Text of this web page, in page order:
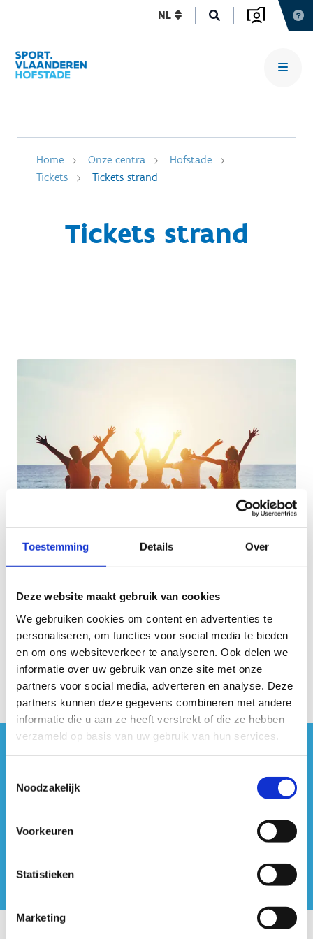
Toestemming Details Over
Deze website maakt gebruik van cookies
We gebruiken cookies om content en advertenties te
personaliseren, om functies voor social media te bieden
en om ons websiteverkeer te analyseren. Ook delen we
informatie over uw gebruik van onze site met onze
partners voor social media, adverteren en analyse. Deze
partners kunnen deze gegevens combineren met andere
informatie die u aan ze heeft verstrekt of die ze hebben
verzameld op basis van uw gebruik van hun services.
Noodzakelijk
Voorkeuren
Statistieken
Marketing
NL
Home Onze centra
Hofstade
Tickets
Tickets strand
Tickets strand
Kom genieten op ons strand
Zin in een zomers dagje op het strand? Dan ben je
bij ons aan het juiste adres! Op woensdag 30 april
opent onze strandzone opnieuw de deuren.
#sportersbelevenmeer